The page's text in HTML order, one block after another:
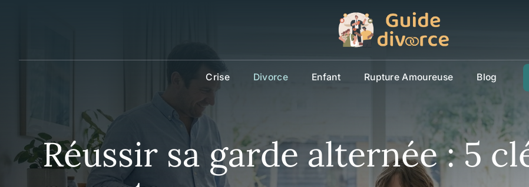
Crise Divorce Enfant Rupture Amoureuse Blog
Réussir sa garde alternée : 5